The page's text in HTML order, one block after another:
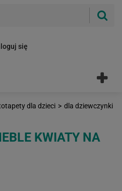
się
dla dzieci > dla dziewczynki
KWIATY NA